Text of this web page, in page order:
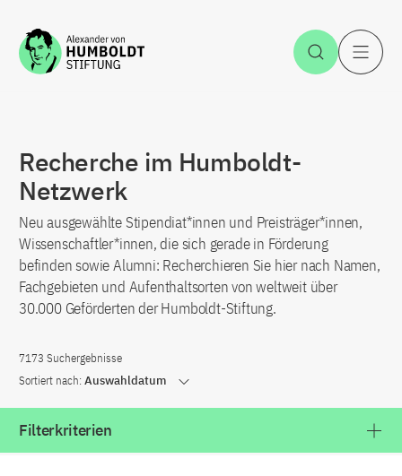
Zum Inhalt springen Suche
Recherche im Humboldt-
Netzwerk
Neu ausgewählte Stipendiat*innen und Preisträger*innen,
Wissenschaftler*innen, die sich gerade in Förderung
befinden sowie Alumni: Recherchieren Sie hier nach Namen,
Fachgebieten und Aufenthaltsorten von weltweit über
30.000 Geförderten der Humboldt-Stiftung.
7173 Suchergebnisse
Sortiert nach: Auswahldatum
Filterkriterien